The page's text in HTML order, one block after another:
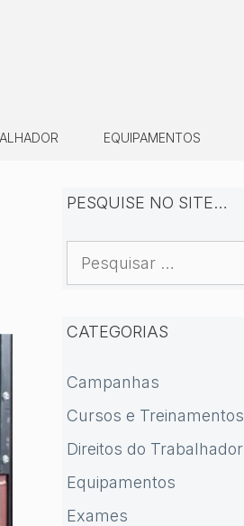
EQUIPAMENTOS
PESQUISE NO SITE…
CATEGORIAS
Campanhas
Cursos e Treinamentos
Direitos do Trabalhador
Equipamentos
Exames